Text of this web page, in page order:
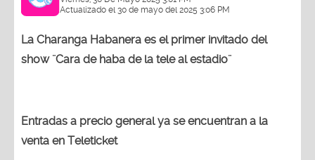
Actualizado el 30 de mayo del 2025 3:06 PM
La Charanga Habanera es el primer invitado del
show ¨Cara de haba de la tele al estadio¨
Entradas a precio general ya se encuentran a la
venta en Teleticket